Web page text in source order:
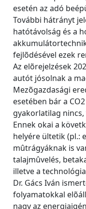
esetén az adó
További hátrányt
hatótávolság és a
fejlõdésével ezek
Az elõrejelzések
autót jósolnak a
Mezõgazdasági
esetében bár a
gyakorlatilag
Ennek okai a
helyére ültetik (pl.:
mûtrágyáknak is
talajmûvelés,
illetve a
Dr. Gács Iván
folyamatokkal
nagy az